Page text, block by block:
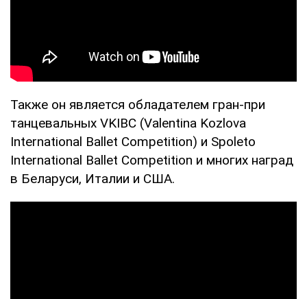
Также он является обладателем гран-при
танцевальных VKIBC (Valentina Kozlova
International Ballet Competition) и Spoleto
International Ballet Competition и многих наград
в Беларуси, Италии и США.